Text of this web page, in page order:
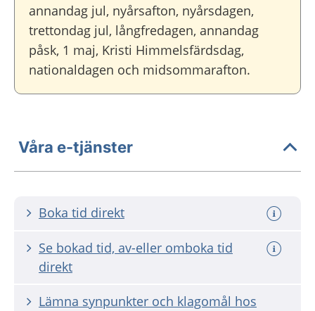
annandag jul, nyårsafton, nyårsdagen,
trettondag jul, långfredagen, annandag
påsk, 1 maj, Kristi Himmelsfärdsdag,
nationaldagen och midsommarafton.
Våra e-tjänster
Boka tid direkt
Se bokad tid, av-eller omboka tid
direkt
Lämna synpunkter och klagomål hos